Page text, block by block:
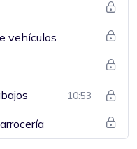
vehículos
10:53